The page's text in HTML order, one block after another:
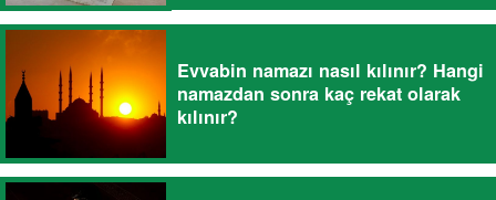
Evvabin namazı nasıl kılınır? Hangi
namazdan sonra kaç rekat olarak
kılınır?